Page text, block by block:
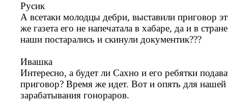
Русик
А всетаки молодцы дебри, выставили приговор
же газета его не напечатала в хабаре, да и в
наши постарались и скинули документик???
Ивашка
Интересно, а будет ли Сахно и его ребятки
приговор? Время же идет. Вот и опять для нашей
зарабатывания гонораров.